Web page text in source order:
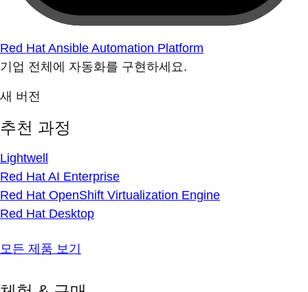
Red Hat Ansible Automation Platform
기업 전체에 자동화를 구현하세요.
새 버전
추천 과정
Lightwell
Red Hat AI Enterprise
Red Hat OpenShift Virtualization Engine
Red Hat Desktop
모든 제품 보기